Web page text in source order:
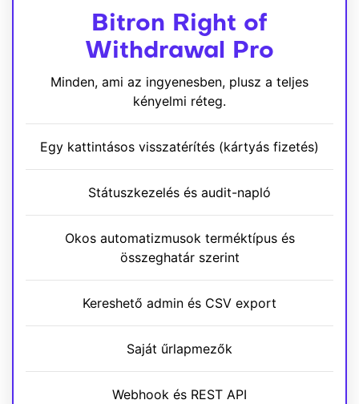
Bitron Right of
Withdrawal Pro
Minden, ami az ingyenesben, plusz a teljes
kényelmi réteg.
Egy kattintásos visszatérítés (kártyás fizetés)
Státuszkezelés és audit-napló
Okos automatizmusok terméktípus és
összeghatár szerint
Kereshető admin és CSV export
Saját űrlapmezők
Webhook és REST API